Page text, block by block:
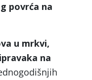
povrća na
u mrkvi,
na